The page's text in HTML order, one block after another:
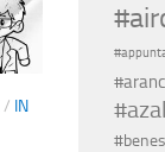
/ IN